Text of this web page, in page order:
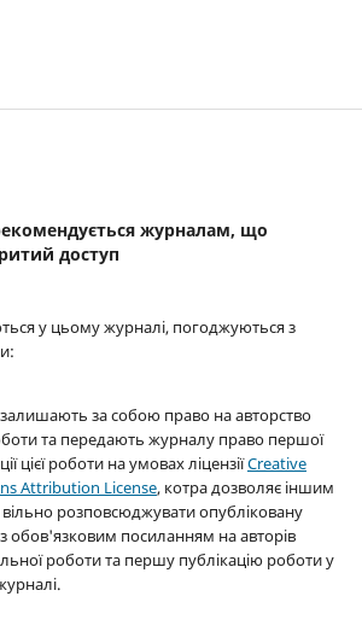
журналам, що
доступ
у цьому журналі, погоджуються з
за собою право на авторство
та передають журналу право першої
цієї роботи на умовах ліцензіїCreative
Attribution License, котра дозволяє іншим
розповсюджувати опубліковану
обов'язковим посиланням на авторів
роботи та першу публікацію роботи у